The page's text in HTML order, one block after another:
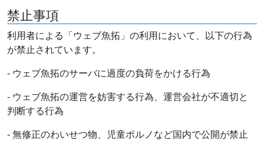
禁止事項
利用者による「ウェブ魚拓」の利用において、以下の行為
が禁止されています。
- ウェブ魚拓のサーバに過度の負荷をかける行為
- ウェブ魚拓の運営を妨害する行為、運営会社が不適切と
判断する行為
- 無修正のわいせつ物、児童ポルノなど国内で公開が禁止